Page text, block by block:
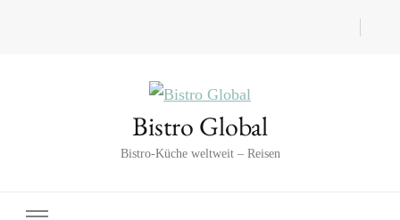
Bistro Global
Bistro-Küche weltweit – Reisen